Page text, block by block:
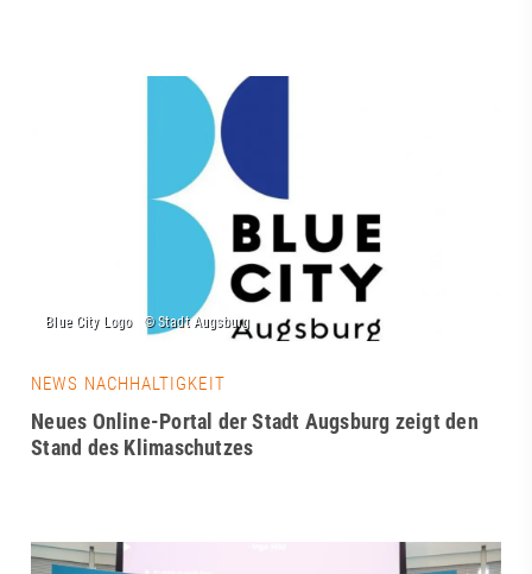
NEWS NACHHALTIGKEIT
Neues Online-Portal der Stadt Augsburg zeigt den
Stand des Klimaschutzes